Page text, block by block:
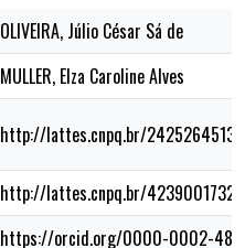
OLIVEIRA, Júlio César Sá de
MULLER, Elza Caroline Alves
http://lattes.cnpq.br/
http://lattes.cnpq.br/
https://orcid.org/0000-0002-